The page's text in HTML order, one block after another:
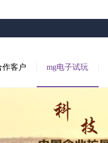
作客户 mg电子试玩